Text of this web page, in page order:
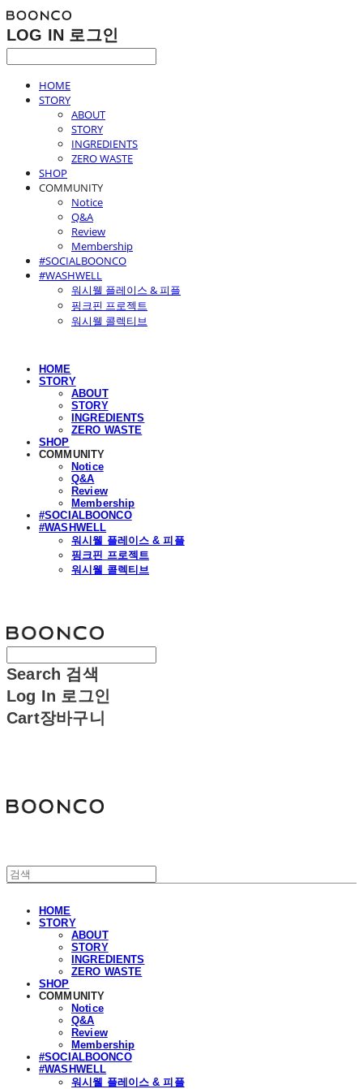
LOG IN 로그인
HOME
STORY
ABOUT
STORY
INGREDIENTS
ZERO WASTE
SHOP
COMMUNITY
Notice
Q&A
Review
Membership
#SOCIALBOONCO
#WASHWELL
워시웰 플레이스 & 피플
핑크핀 프로젝트
워시웰 콜렉티브
HOME
STORY
ABOUT
STORY
INGREDIENTS
ZERO WASTE
SHOP
COMMUNITY
Notice
Q&A
Review
Membership
#SOCIALBOONCO
#WASHWELL
워시웰 플레이스 & 피플
핑크핀 프로젝트
워시웰 콜렉티브
Search 검색
Log In 로그인
Cart장바구니
HOME
STORY
ABOUT
STORY
INGREDIENTS
ZERO WASTE
SHOP
COMMUNITY
Notice
Q&A
Review
Membership
#SOCIALBOONCO
#WASHWELL
워시웰 플레이스 & 피플